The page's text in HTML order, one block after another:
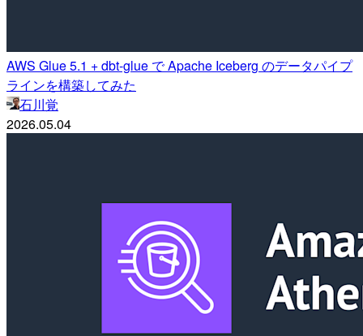
AWS Glue 5.1 + dbt-glue で Apache Iceberg のデータパイプ
ラインを構築してみた
石川覚
2026.05.04